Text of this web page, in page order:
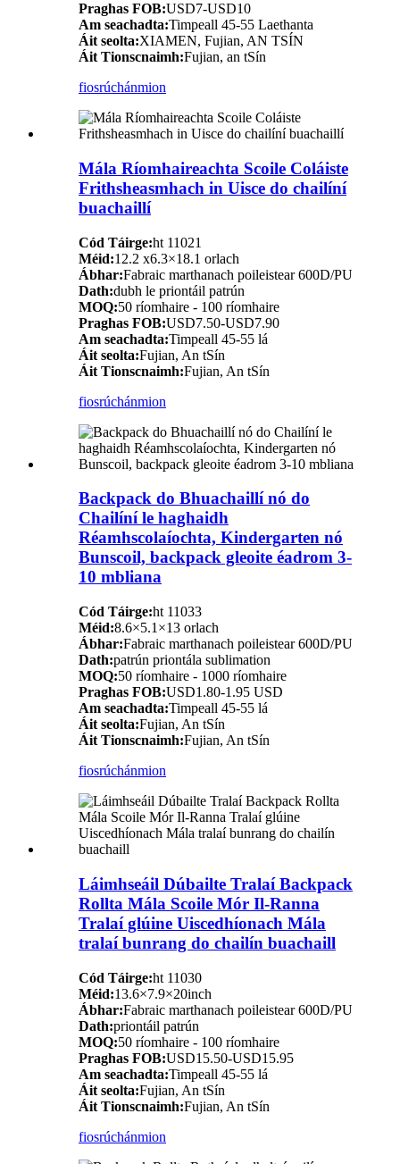
Praghas FOB:USD7-USD10
Am seachadta:Timpeall 45-55 Laethanta
Áit seolta:XIAMEN, Fujian, AN TSÍN
Áit Tionscnaimh:Fujian, an tSín
fiosrúchánmion
Mála Ríomhaireachta Scoile Coláiste
Frithsheasmhach in Uisce do chailíní
buachaillí
Cód Táirge:ht 11021
Méid:12.2 x6.3×18.1 orlach
Ábhar:Fabraic marthanach poileistear 600D/PU
Dath:dubh le priontáil patrún
MOQ:50 ríomhaire - 100 ríomhaire
Praghas FOB:USD7.50-USD7.90
Am seachadta:Timpeall 45-55 lá
Áit seolta:Fujian, An tSín
Áit Tionscnaimh:Fujian, An tSín
fiosrúchánmion
Backpack do Bhuachaillí nó do
Chailíní le haghaidh
Réamhscolaíochta, Kindergarten nó
Bunscoil, backpack gleoite éadrom 3-
10 mbliana
Cód Táirge:ht 11033
Méid:8.6×5.1×13 orlach
Ábhar:Fabraic marthanach poileistear 600D/PU
Dath:patrún priontála sublimation
MOQ:50 ríomhaire - 1000 ríomhaire
Praghas FOB:USD1.80-1.95 USD
Am seachadta:Timpeall 45-55 lá
Áit seolta:Fujian, An tSín
Áit Tionscnaimh:Fujian, An tSín
fiosrúchánmion
Láimhseáil Dúbailte Tralaí Backpack
Rollta Mála Scoile Mór Il-Ranna
Tralaí glúine Uiscedhíonach Mála
tralaí bunrang do chailín buachaill
Cód Táirge:ht 11030
Méid:13.6×7.9×20inch
Ábhar:Fabraic marthanach poileistear 600D/PU
Dath:priontáil patrún
MOQ:50 ríomhaire - 100 ríomhaire
Praghas FOB:USD15.50-USD15.95
Am seachadta:Timpeall 45-55 lá
Áit seolta:Fujian, An tSín
Áit Tionscnaimh:Fujian, An tSín
fiosrúchánmion